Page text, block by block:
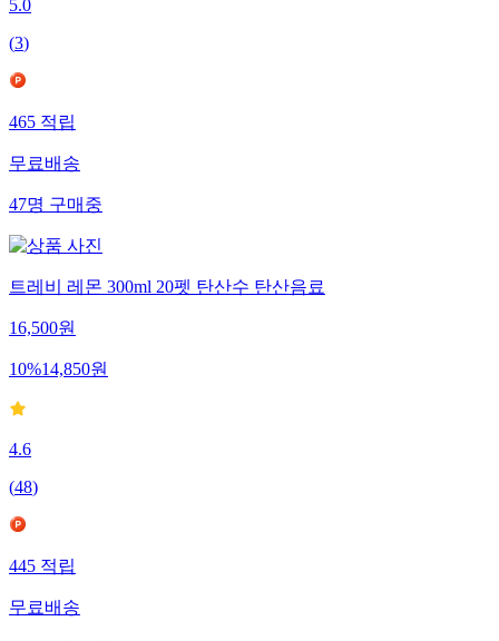
5.0
(3)
465적립
무료배송
47명구매중
트레비 레몬 300ml 20펫 탄산수 탄산음료
16,500원
10%14,850원
4.6
(48)
445적립
무료배송